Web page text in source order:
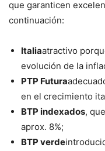
que garanticen
continuación:
Italiaatractivo
evolución de la
PTP Futura
en el crecimiento
BTP indexados,
aprox. 8%;
BTP verde